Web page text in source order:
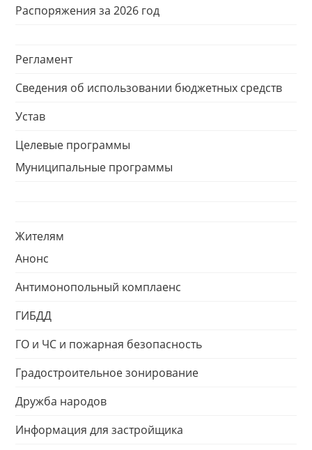
Распоряжения за 2026 год
Регламент
Сведения об использовании бюджетных средств
Устав
Целевые программы
Муниципальные программы
Жителям
Анонс
Антимонопольный комплаенс
ГИБДД
ГО и ЧС и пожарная безопасность
Градостроительное зонирование
Дружба народов
Информация для застройщика